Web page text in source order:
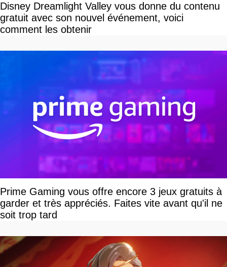
Disney Dreamlight Valley vous donne du contenu
gratuit avec son nouvel événement, voici
comment les obtenir
Prime Gaming vous offre encore 3 jeux gratuits à
garder et très appréciés. Faites vite avant qu'il ne
soit trop tard